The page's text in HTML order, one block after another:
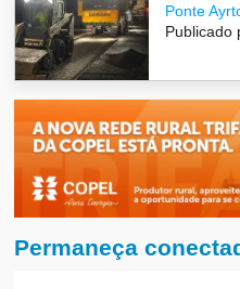
Ponte
Publicado
Permaneça